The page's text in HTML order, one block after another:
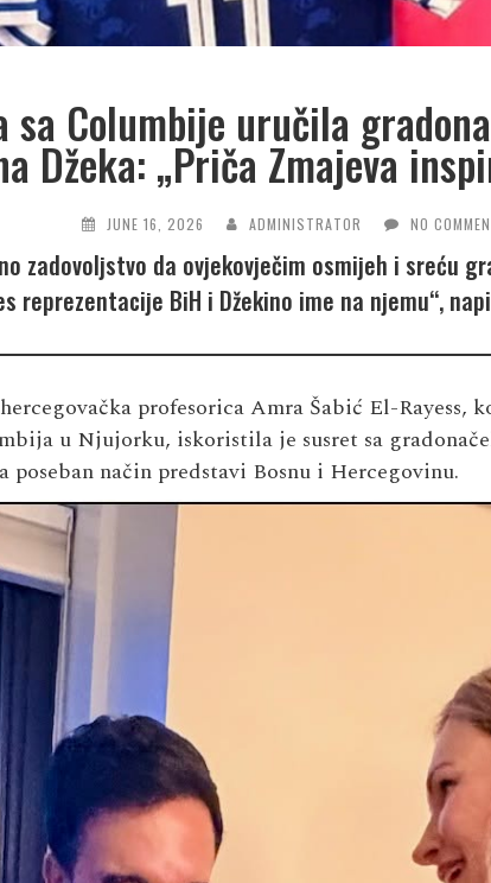
sa Columbije uručila
Džeka: „Priča Zmajeva
JUNE 16, 2026 ADMINISTRATOR NO
zadovoljstvo da ovjekovječim osmijeh i sreću
reprezentacije BiH i Džekino ime na njemu“,
profesorica Amra Šabić El-Rayess,
u Njujorku, iskoristila je susret sa
poseban način predstavi Bosnu i Hercegovinu.